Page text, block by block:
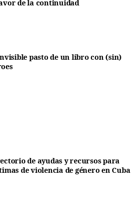
de la continuidad
pasto de un libro con (sin)
de ayudas y recursos para
de violencia de género en Cuba